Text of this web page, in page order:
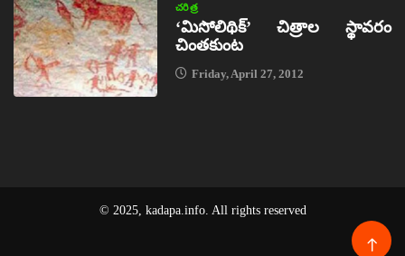
చరిత్ర
‘మిసోలిథిక్‌’ చిత్రాల స్థావరం
చింతకుంట
Friday, April 27, 2012
© 2025, kadapa.info. All rights reserved